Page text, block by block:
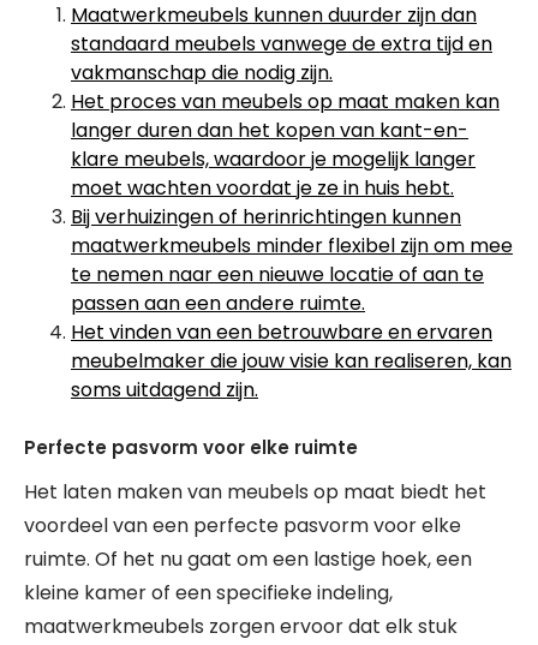
Maatwerkmeubels kunnen duurder zijn dan
standaard meubels vanwege de extra tijd en
vakmanschap die nodig zijn.
Het proces van meubels op maat maken kan
langer duren dan het kopen van kant-en-
klare meubels, waardoor je mogelijk langer
moet wachten voordat je ze in huis hebt.
Bij verhuizingen of herinrichtingen kunnen
maatwerkmeubels minder flexibel zijn om mee
te nemen naar een nieuwe locatie of aan te
passen aan een andere ruimte.
Het vinden van een betrouwbare en ervaren
meubelmaker die jouw visie kan realiseren, kan
soms uitdagend zijn.
Perfecte pasvorm voor elke ruimte
Het laten maken van meubels op maat biedt het
voordeel van een perfecte pasvorm voor elke
ruimte. Of het nu gaat om een lastige hoek, een
kleine kamer of een specifieke indeling,
maatwerkmeubels zorgen ervoor dat elk stuk